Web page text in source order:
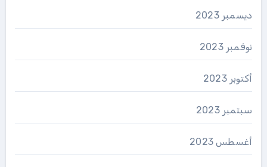
ديسمبر 2023
نوفمبر 2023
أكتوبر 2023
سبتمبر 2023
أغسطس 2023